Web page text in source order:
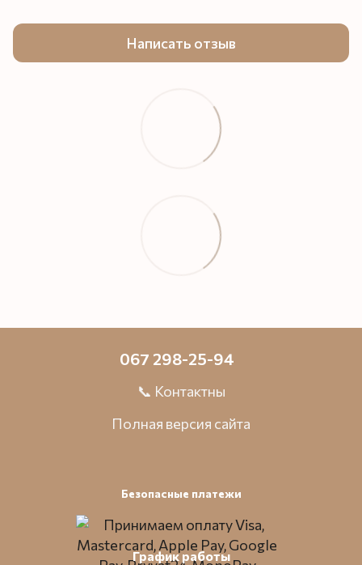
Написать отзыв
067 298-25-94
📞 Контактны
Полная версия сайта
Безопасные платежи
График работы